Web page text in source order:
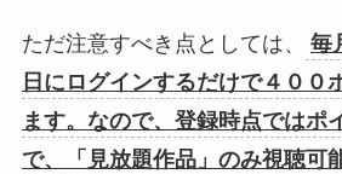
ただ注意すべき点としては、
毎
日にログインするだけで４００
ます。なので、登録時点ではポ
で、「見放題作品」のみ視聴可